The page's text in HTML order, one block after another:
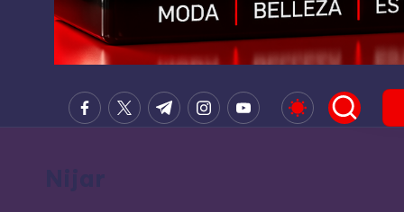
R
DIGITAL,
facebook.com
twitter.com
t.me instagram.com
youtube.com